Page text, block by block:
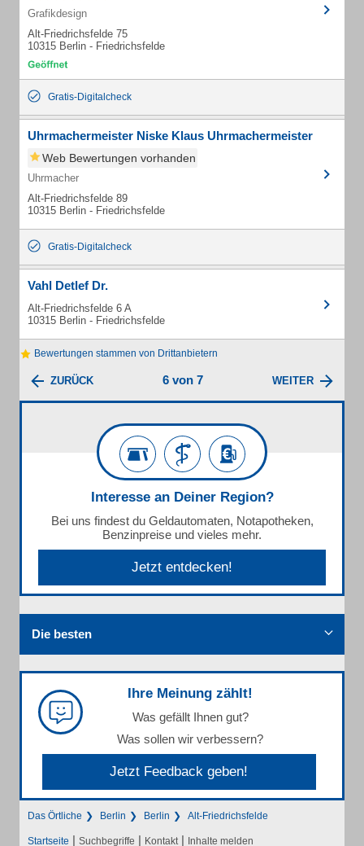
Grafikdesign
Alt-Friedrichsfelde 75
10315 Berlin - Friedrichsfelde
Gratis-Digitalcheck
Uhrmachermeister Niske Klaus Uhrmachermeister
Web Bewertungen vorhanden
Uhrmacher
Alt-Friedrichsfelde 89
10315 Berlin - Friedrichsfelde
Gratis-Digitalcheck
Vahl Detlef Dr.
Alt-Friedrichsfelde 6 A
10315 Berlin - Friedrichsfelde
Bewertungen stammen von Drittanbietern
ZURÜCK 6 von 7 WEITER
Interesse an Deiner Region?
Bei uns findest du Geldautomaten, Notapotheken,
Benzinpreise und vieles mehr.
Jetzt entdecken!
Die besten
Ihre Meinung zählt!
Was gefällt Ihnen gut?
Was sollen wir verbessern?
Jetzt Feedback geben!
Das Örtliche Berlin Berlin Alt-Friedrichsfelde
Startseite | Suchbegriffe | Kontakt | Inhalte melden